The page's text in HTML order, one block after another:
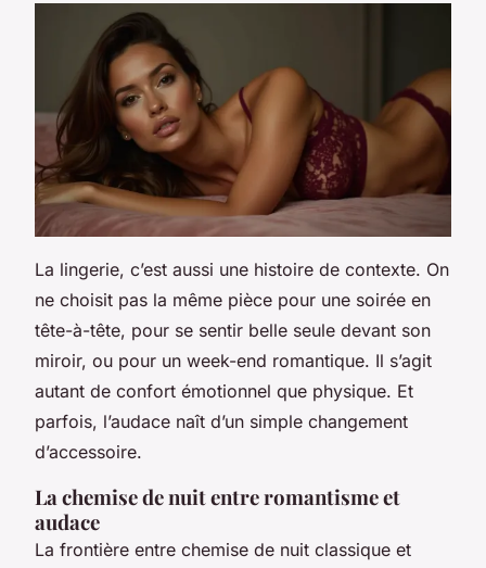
La lingerie, c’est aussi une histoire de contexte. On
ne choisit pas la même pièce pour une soirée en
tête-à-tête, pour se sentir belle seule devant son
miroir, ou pour un week-end romantique. Il s’agit
autant de confort émotionnel que physique. Et
parfois, l’audace naît d’un simple changement
d’accessoire.
La chemise de nuit entre romantisme et
audace
La frontière entre chemise de nuit classique et